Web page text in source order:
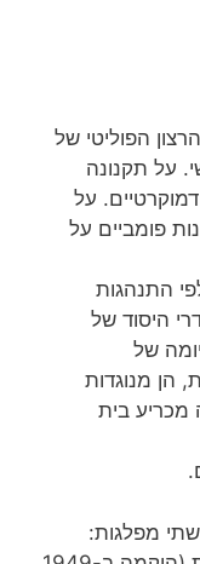
הפוליטי של
על תקנונה
על
פומביים על
התנהגות
היסוד של
של
הן מנוגדות
מכריע בית
מפלגות: